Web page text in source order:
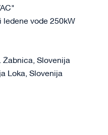
ledene vode 250kW
Žabnica, Slovenija
Loka, Slovenija